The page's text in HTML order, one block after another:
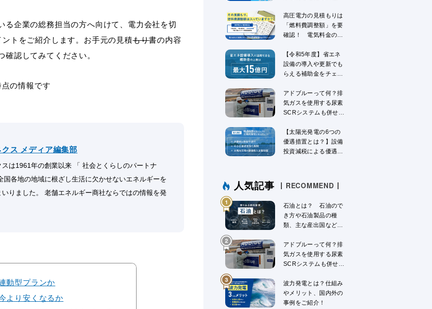
る企業の総務担当の方へ向けて、電力会社を切
トをご紹介します。お手元の見積もり書の内容
確認してみてください。
の情報です
ス メディア編集部
は1961年の創業以来 「 社会とくらしのパートナ
国各地の地域に根ざし生活に欠かせないエネルギーを
いりました。 老舗エネルギー商社ならではの情報を発
動型プランか
より安くなるか
高圧電力の見積もりは
「燃料費調整額」を要
確認！ 電気料金の仕
【令和5年度】省エネ
設備の導入や更新でも
らえる補助金をチェッ
アドブルーって何？排
気ガスを使用する尿素
SCRシステムも併せて
【太陽光発電の6つの
優遇措置とは？】設備
投資減税による優遇措
人気記事 RECOMMEND
石油とは？ 石油ので
き方や石油製品の種
類、主な産出国などに
アドブルーって何？排
気ガスを使用する尿素
SCRシステムも併せて
波力発電とは？仕組み
やメリット、国内外の
事例をご紹介！